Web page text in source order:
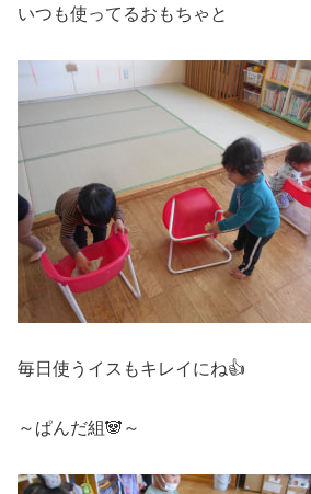
いつも使ってるおもちゃと
毎日使うイスもキレイにね👍
～ぱんだ組🐼～